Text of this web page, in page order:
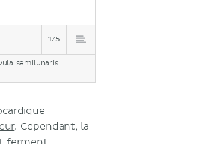
1/5
semilunaris
. Cependant, la